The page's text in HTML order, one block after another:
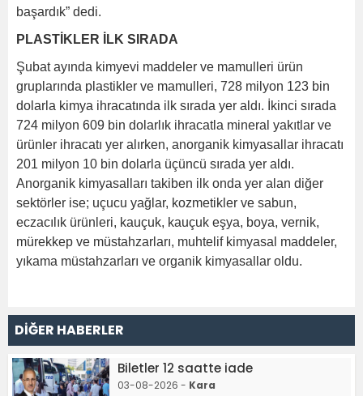
başardık” dedi.
PLASTİKLER İLK SIRADA
Şubat ayında kimyevi maddeler ve mamulleri ürün
gruplarında plastikler ve mamulleri, 728 milyon 123 bin
dolarla kimya ihracatında ilk sırada yer aldı. İkinci sırada
724 milyon 609 bin dolarlık ihracatla mineral yakıtlar ve
ürünler ihracatı yer alırken, anorganik kimyasallar ihracatı
201 milyon 10 bin dolarla üçüncü sırada yer aldı.
Anorganik kimyasalları takiben ilk onda yer alan diğer
sektörler ise; uçucu yağlar, kozmetikler ve sabun,
eczacılık ürünleri, kauçuk, kauçuk eşya, boya, vernik,
mürekkep ve müstahzarları, muhtelif kimyasal maddeler,
yıkama müstahzarları ve organik kimyasallar oldu.
DİĞER HABERLER
Biletler 12 saatte iade
03-08-2026 - Kara